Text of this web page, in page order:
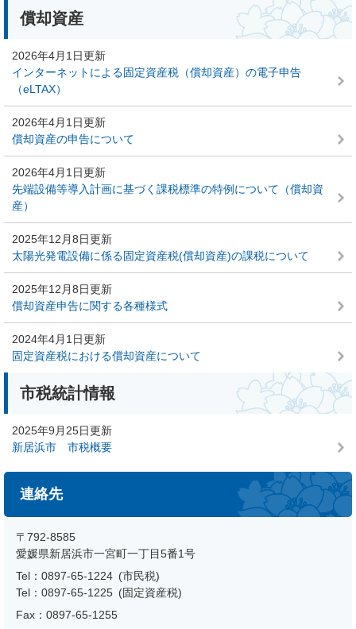
償却資産
2026年4月1日更新
インターネットによる固定資産税（償却資産）の電子申告
（eLTAX）
2026年4月1日更新
償却資産の申告について
2026年4月1日更新
先端設備等導入計画に基づく課税標準の特例について（償却資
産）
2025年12月8日更新
太陽光発電設備に係る固定資産税(償却資産)の課税について
2025年12月8日更新
償却資産申告に関する各種様式
2024年4月1日更新
固定資産税における償却資産について
市税統計情報
2025年9月25日更新
新居浜市 市税概要
連絡先
〒792-8585
愛媛県新居浜市一宮町一丁目5番1号
Tel：0897-65-1224
市民税
Tel：0897-65-1225
固定資産税
Fax：0897-65-1255